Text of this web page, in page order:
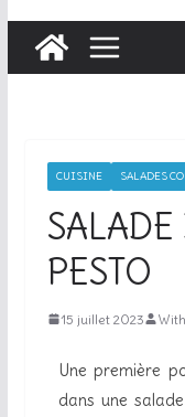
CUISINE SALADES
SALADE
PESTO
15 juillet 2023
Une première
dans une